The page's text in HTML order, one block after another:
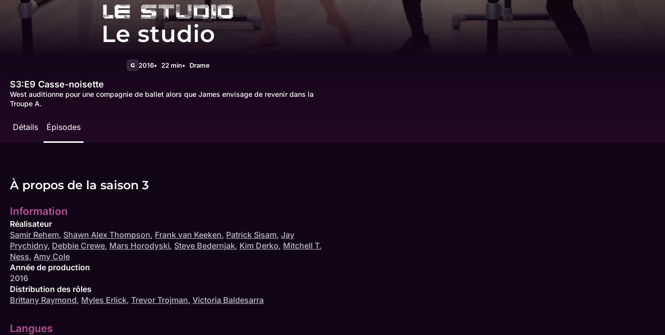
Le studio
G 2016 22 min Drame
S3:E9 Casse-noisette
West auditionne pour une compagnie de ballet alors que James envisage de revenir dans la
Troupe A.
Détails Épisodes
À propos de la saison 3
Information
Réalisateur
Samir Rehem, Shawn Alex Thompson, Frank van Keeken, Patrick Sisam, Jay
Prychidny, Debbie Crewe, Mars Horodyski, Steve Bedernjak, Kim Derko, Mitchell T.
Ness, Amy Cole
Année de production
2016
Distribution des rôles
Brittany Raymond, Myles Erlick, Trevor Trojman, Victoria Baldesarra
Langues